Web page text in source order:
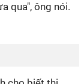
qua", ông nói.